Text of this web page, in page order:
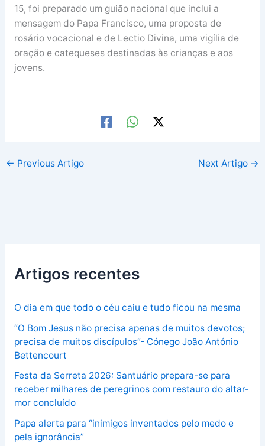
15, foi preparado um guião nacional que inclui a
mensagem do Papa Francisco, uma proposta de
rosário vocacional e de Lectio Divina, uma vigília de
oração e catequeses destinadas às crianças e aos
jovens.
← Previous Artigo Next Artigo →
Artigos recentes
O dia em que todo o céu caiu e tudo ficou na mesma
“O Bom Jesus não precisa apenas de muitos devotos;
precisa de muitos discípulos”- Cónego João António
Bettencourt
Festa da Serreta 2026: Santuário prepara-se para
receber milhares de peregrinos com restauro do altar-
mor concluído
Papa alerta para “inimigos inventados pelo medo e
pela ignorância”